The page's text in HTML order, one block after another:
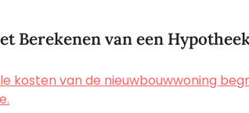
Berekenen van een
kosten van de nieuwbouwwoning